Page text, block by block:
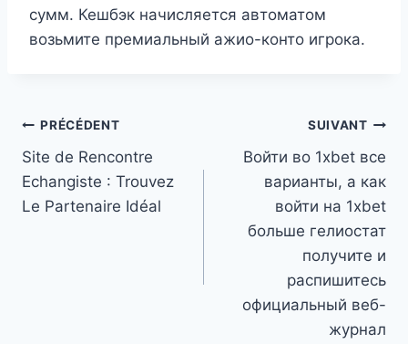
сумм. Кешбэк начисляется автоматом
возьмите премиальный ажио-конто игрока.
Navigation
de
l’article
PRÉCÉDENT
Site de Rencontre
Echangiste : Trouvez
Le Partenaire Idéal
SUIVANT
Войти во 1xbet все
варианты, а как
войти на 1xbet
больше гелиостат
получите и
распишитесь
официальный веб-
журнал